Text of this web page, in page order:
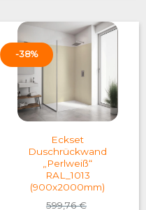
-38%
Eckset
Duschrückwand
„Perlweiß“
RAL_1013
(900x2000mm)
599,76€